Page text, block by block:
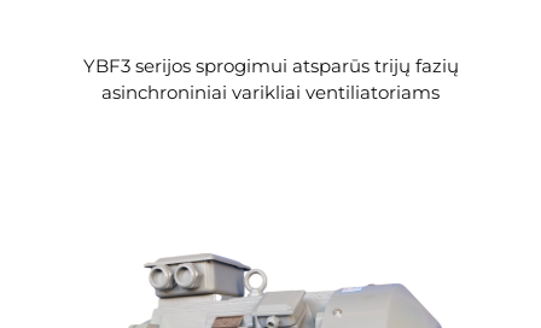
YBF3 serijos sprogimui atsparūs trijų fazių
asinchroniniai varikliai ventiliatoriams